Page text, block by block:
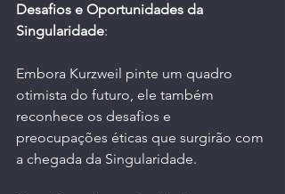
Desafios e Oportunidades da
Singularidade:
Embora Kurzweil pinte um quadro
otimista do futuro, ele também
reconhece os desafios e
preocupações éticas que surgirão com
a chegada da Singularidade.